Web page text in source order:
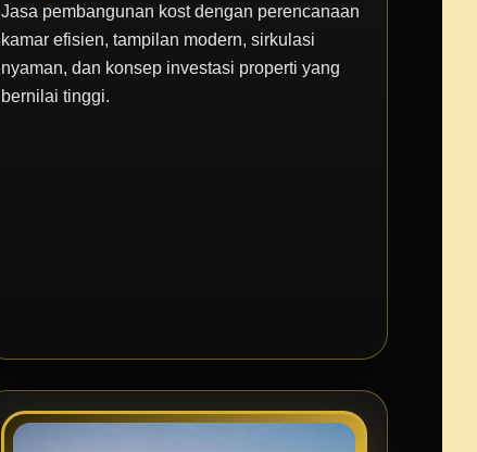
Jasa pembangunan kost dengan perencanaan
kamar efisien, tampilan modern, sirkulasi
nyaman, dan konsep investasi properti yang
bernilai tinggi.